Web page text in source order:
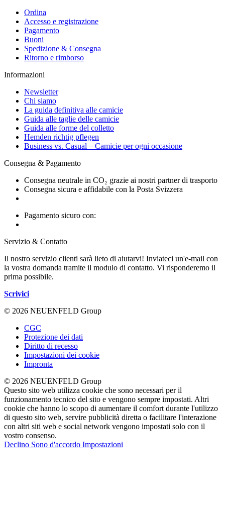
Ordina
Accesso e registrazione
Pagamento
Buoni
Spedizione & Consegna
Ritorno e rimborso
Informazioni
Newsletter
Chi siamo
La guida definitiva alle camicie
Guida alle taglie delle camicie
Guida alle forme del colletto
Hemden richtig pflegen
Business vs. Casual – Camicie per ogni occasione
Consegna & Pagamento
Consegna neutrale in CO₂ grazie ai nostri partner di trasporto
Consegna sicura e affidabile con la Posta Svizzera
Pagamento sicuro con:
Servizio & Contatto
Il nostro servizio clienti sarà lieto di aiutarvi! Inviateci un'e-mail con
la vostra domanda tramite il modulo di contatto. Vi risponderemo il
prima possibile.
Scrivici
© 2026 NEUENFELD Group
CGC
Protezione dei dati
Diritto di recesso
Impostazioni dei cookie
Impronta
© 2026 NEUENFELD Group
Questo sito web utilizza cookie che sono necessari per il
funzionamento tecnico del sito e vengono sempre impostati. Altri
cookie che hanno lo scopo di aumentare il comfort durante l'utilizzo
di questo sito web, servire pubblicità diretta o facilitare l'interazione
con altri siti web e social network vengono impostati solo con il
vostro consenso.
Declino Sono d'accordo Impostazioni